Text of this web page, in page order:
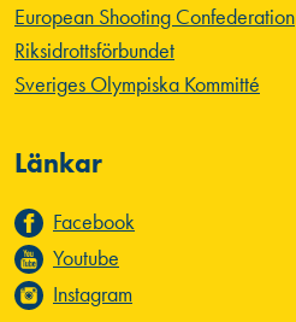
European Shooting Confederation
Riksidrottsförbundet
Sveriges Olympiska Kommitté
Länkar
Facebook
Youtube
Instagram